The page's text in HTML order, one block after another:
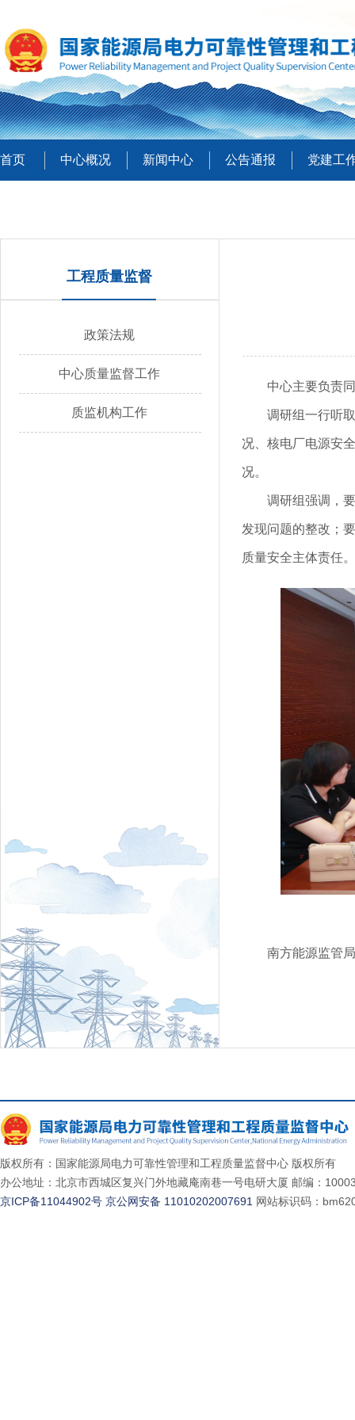
首页 中心概况 新闻中心 公告通报 党建工
工程质量监督
政策法规
中心质量监督工作
质监机构工作
中心主要负责
调研组一行听
况、核电厂电源安
况。
调研组强调，
发现问题的整改；
质量安全主体责任
南方能源监管
版权所有：国家能源局电力可靠性管理和工程质量监督中心 版权所有
办公地址：北京市西城区复兴门外地藏庵南巷一号电研大厦 邮编：
京ICP备11044902号 京公网安备 11010202007691 网站标识码：